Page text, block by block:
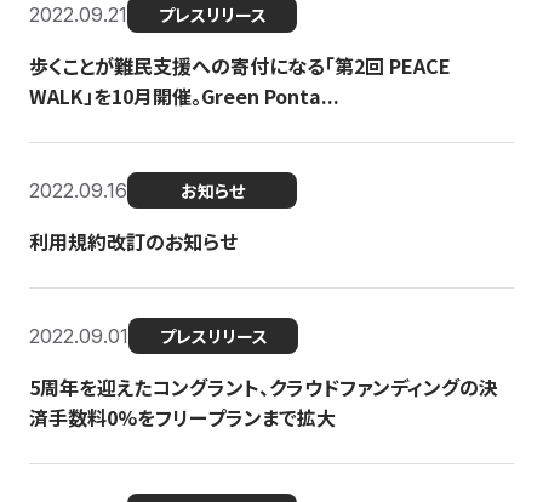
2022.09.21 プレスリリース
歩くことが難民支援への寄付になる「第2回 PEACE
WALK」を10月開催。Green Ponta...
2022.09.16 お知らせ
利用規約改訂のお知らせ
2022.09.01 プレスリリース
5周年を迎えたコングラント、クラウドファンディングの決
済手数料0%をフリープランまで拡大